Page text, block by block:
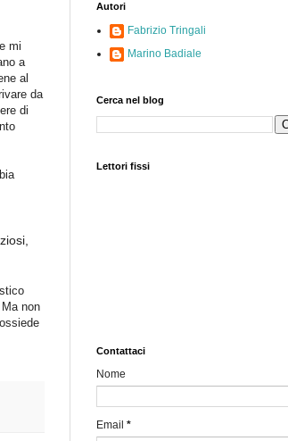
mi
a
al
da
di
non
Autori
Fabrizio Tringali
Marino Badiale
Cerca nel blog
Lettori fissi
Contattaci
Nome
Email *